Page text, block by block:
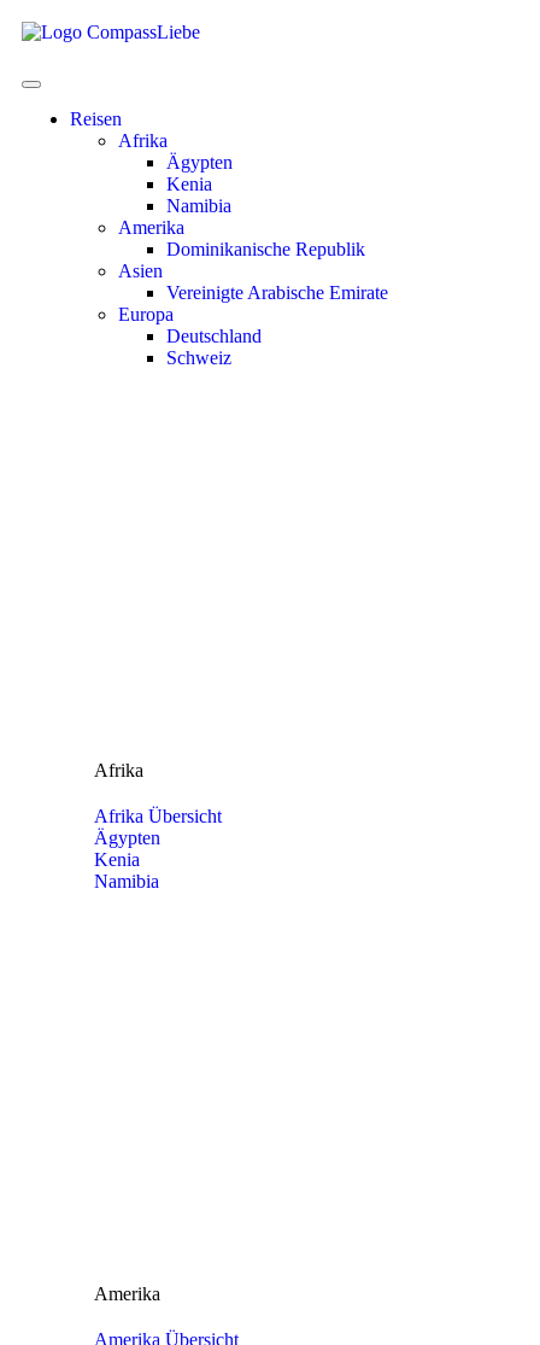
Reisen
Afrika
Ägypten
Kenia
Namibia
Amerika
Dominikanische Republik
Asien
Vereinigte Arabische Emirate
Europa
Deutschland
Schweiz
Afrika
Afrika Übersicht
Ägypten
Kenia
Namibia
Amerika
Amerika Übersicht